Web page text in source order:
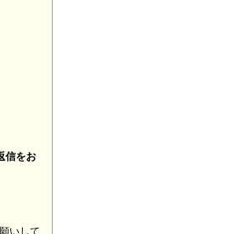
信をお
いして